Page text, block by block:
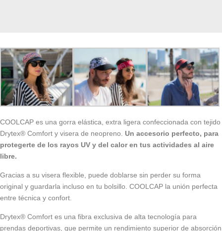
COOLCAP es una gorra elástica, extra ligera confeccionada con tejido
Drytex® Comfort y visera de neopreno. Un accesorio perfecto, para
protegerte de los rayos UV y del calor en tus actividades al aire
libre.
Gracias a su visera flexible, puede doblarse sin perder su forma
original y guardarla incluso en tu bolsillo. COOLCAP la unión perfecta
entre técnica y confort.
Drytex® Comfort es una fibra exclusiva de alta tecnología para
prendas deportivas, que permite un rendimiento superior de absorción